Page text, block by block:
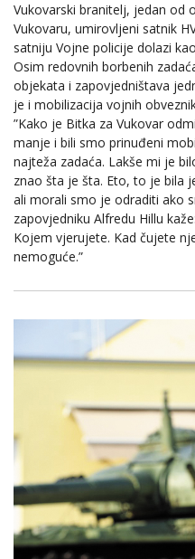
Vukovarski branitelj, jedan od
Vukovaru, umirovljeni satnik
satniju Vojne policije dolazi
Osim redovnih borbenih
objekata i zapovjedništava
je i mobilizacija vojnih
”Kako je Bitka za Vukovar
manje i bili smo prinuđeni
najteža zadaća. Lakše mi je
znao šta je šta. Eto, to je bila
ali morali smo je odraditi ako
zapovjedniku Alfredu Hillu
Kojem vjerujete. Kad čujete
nemoguće.”